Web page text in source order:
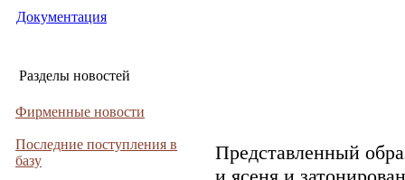
Документация
Разделы новостей
Фирменные новости
Последние поступления в
базу
Представленный